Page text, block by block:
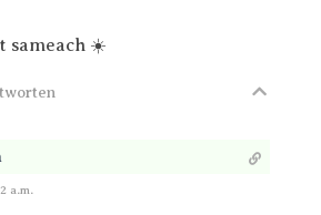
sameach ☀️
a.m.